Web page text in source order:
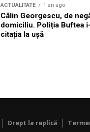
ACTUALITATE 1 an ago
Călin Georgescu, de
domiciliu. Poliția Buftea
citația la ușă
Drept la replică